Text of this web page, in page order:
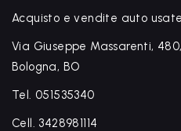
Acquisto e vendite auto
Via Giuseppe Massarenti,
Bologna, BO
Tel. 051535340
Cell. 3428981114